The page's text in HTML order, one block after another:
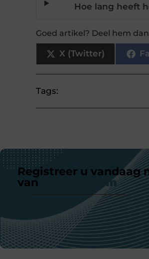
Hoe lang heeft
Goed artikel? Deel hem
X (Twitter)
Tags:
Registreer u vandaag
van
ons platform